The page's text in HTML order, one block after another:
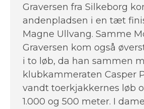
Graversen fra Silkeborg
andenpladsen i en tæt
Magne Ullvang. Samme
Graversen kom også
i to løb, da han sammen
klubkammeraten Casper
vandt toerkjakkernes løb
1.000 og 500 meter. I